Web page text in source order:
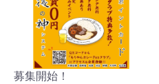
募集開始！